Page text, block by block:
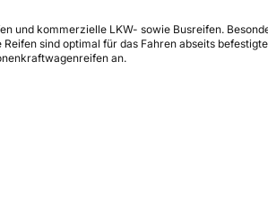
und kommerzielle LKW- sowie Busreifen.
sind optimal für das Fahren abseits
an.